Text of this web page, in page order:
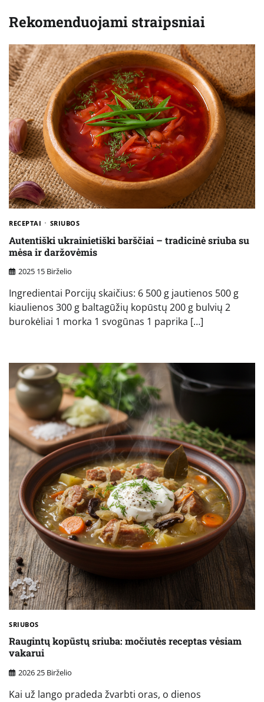
Rekomenduojami straipsniai
RECEPTAI SRIUBOS
Autentiški ukrainietiški barščiai – tradicinė sriuba su
mėsa ir daržovėmis
2025 15 Birželio
Ingredientai Porcijų skaičius: 6 500 g jautienos 500 g
kiaulienos 300 g baltagūžių kopūstų 200 g bulvių 2
burokėliai 1 morka 1 svogūnas 1 paprika […]
SRIUBOS
Raugintų kopūstų sriuba: močiutės receptas vėsiam
vakarui
2026 25 Birželio
Kai už lango pradeda žvarbti oras, o dienos